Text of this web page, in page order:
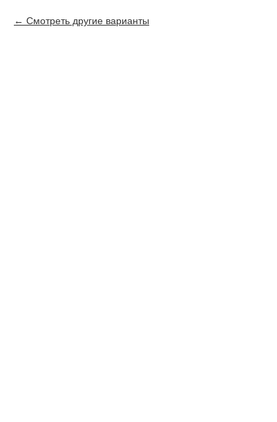
Смотреть другие варианты